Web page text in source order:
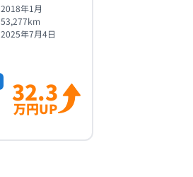
2018年1月
53,277km
2025年7月4日
32.3
万円UP